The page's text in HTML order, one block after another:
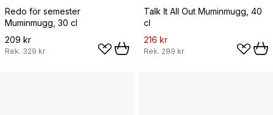
Redo för semester
Muminmugg, 30 cl
209 kr
Rek. 329 kr
Talk It All Out Muminmugg, 40
cl
216 kr
Rek. 289 kr